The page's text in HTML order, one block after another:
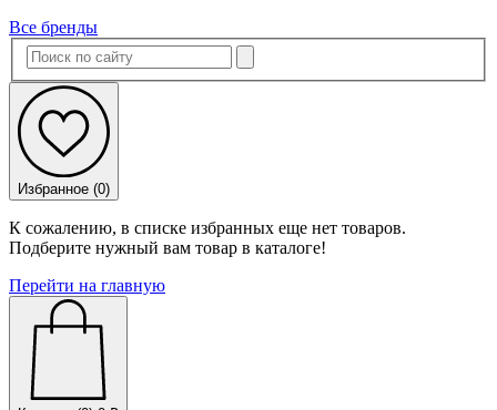
Все бренды
Избранное (0)
К сожалению, в списке избранных еще нет товаров.
Подберите нужный вам товар в каталоге!
Перейти на главную